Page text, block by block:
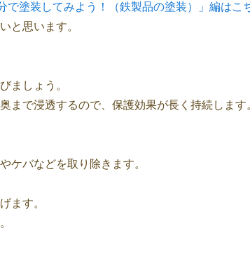
で塗装してみよう！（鉄製品の塗装）」編はこ
と思います。
ましょう。
まで浸透するので、保護効果が長く持続します
ケバなどを取り除きます。
ます。